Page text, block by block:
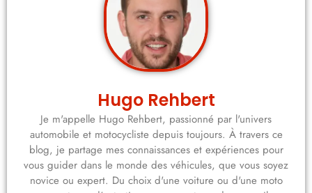
Hugo Rehbert
Je m'appelle Hugo Rehbert, passionné par l'univers
automobile et motocycliste depuis toujours. À travers ce
blog, je partage mes connaissances et expériences pour
vous guider dans le monde des véhicules, que vous soyez
novice ou expert. Du choix d'une voiture ou d'une moto